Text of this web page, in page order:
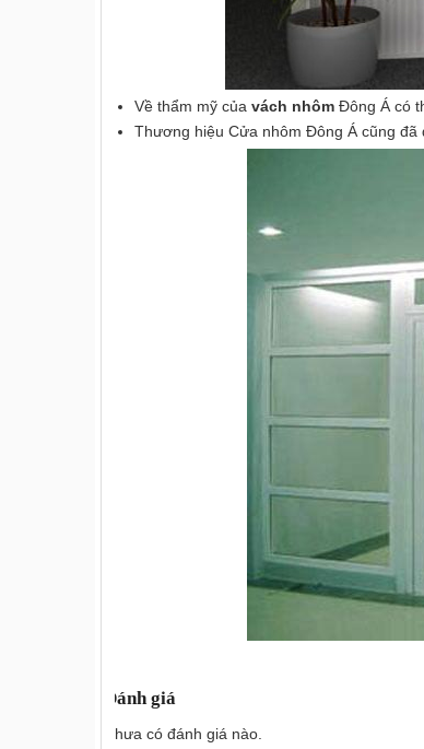
Về thẩm mỹ củavách nhôm Đông Á có
Thương hiệu Cửa nhôm Đông Á cũng
Đánh giá
Chưa có đánh giá nào.